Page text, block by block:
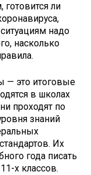
готовится ли
надо
насколько
— это итоговые
в школах
проходят по
знаний
Их
года писать
х классов.